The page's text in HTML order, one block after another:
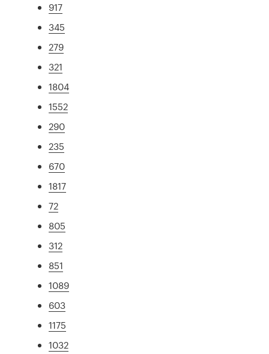
917
345
279
321
1804
1552
290
235
670
1817
72
805
312
851
1089
603
1175
1032